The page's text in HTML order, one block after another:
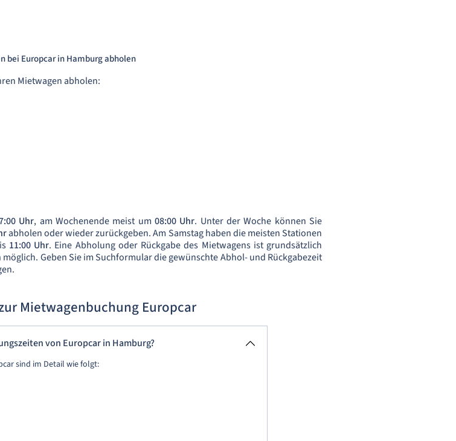
bei Europcar in Hamburg abholen
Mietwagen abholen:
Uhr, am Wochenende meist um 08:00 Uhr. Unter der Woche können Sie
abholen oder wieder zurückgeben. Am Samstag haben die meisten Stationen
11:00 Uhr. Eine Abholung oder Rückgabe des Mietwagens ist grundsätzlich
Geben Sie im Suchformular die gewünschte Abhol- und Rückgabezeit
Mietwagenbuchung Europcar
von Europcar in Hamburg?
sind im Detail wie folgt: